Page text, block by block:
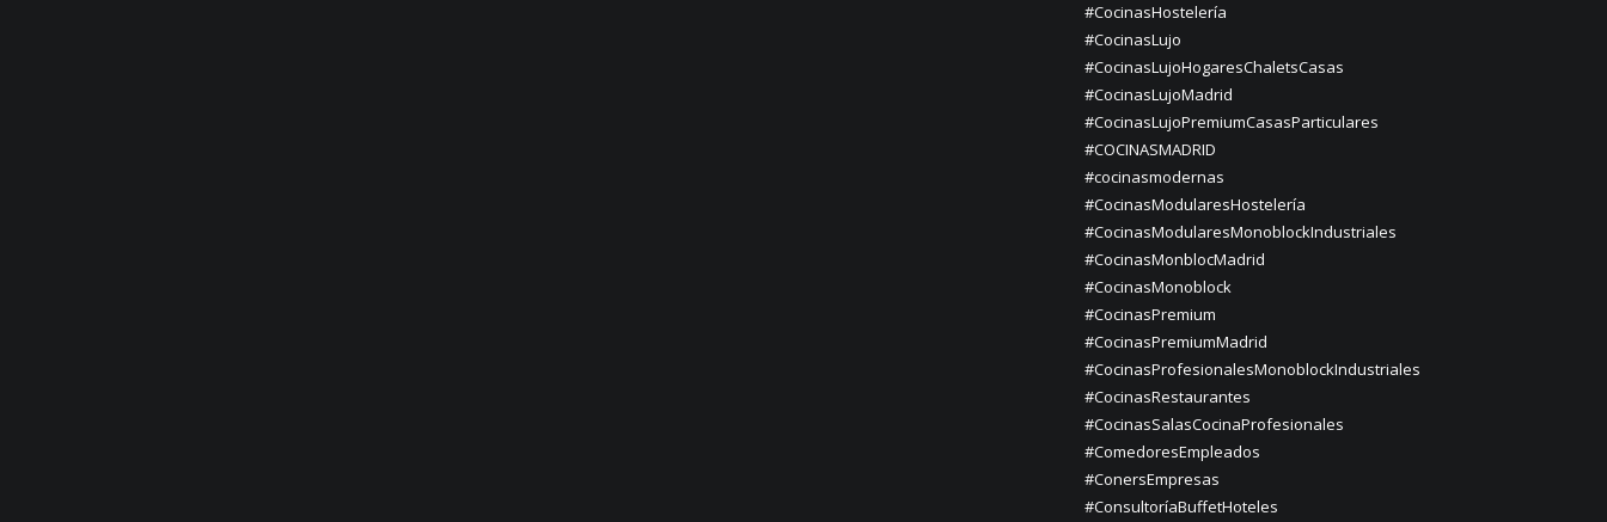
#CocinasHostelería
#CocinasLujo
#CocinasLujoHogaresChaletsCasas
#CocinasLujoMadrid
#CocinasLujoPremiumCasasParticulares
#COCINASMADRID
#cocinasmodernas
#CocinasModularesHostelería
#CocinasModularesMonoblockIndustriales
#CocinasMonblocMadrid
#CocinasMonoblock
#CocinasPremium
#CocinasPremiumMadrid
#CocinasProfesionalesMonoblockIndustriales
#CocinasRestaurantes
#CocinasSalasCocinaProfesionales
#ComedoresEmpleados
#ConersEmpresas
#ConsultoríaBuffetHoteles